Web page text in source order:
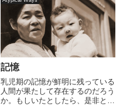
記憶
乳児期の記憶が鮮明に残っている
人間が果たして存在するのだろう
か。もしいたとしたら、是非とも